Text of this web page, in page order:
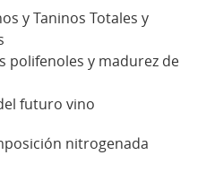
y Taninos Totales y
polifenoles y madurez de
futuro vino
nitrogenada